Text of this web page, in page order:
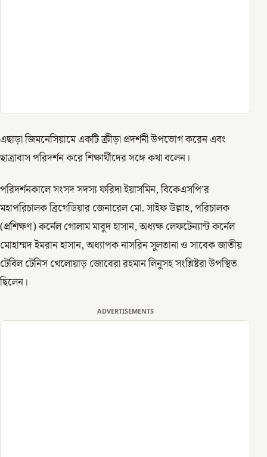
এছাড়া জিমনেসিয়ামে একটি ক্রীড়া প্রদর্শনী উপভোগ করেন এবং
ছাত্রাবাস পরিদর্শন করে শিক্ষার্থীদের সঙ্গে কথা বলেন।
পরিদর্শনকালে সংসদ সদস্য ফরিদা ইয়াসমিন, বিকেএসপি’র
মহাপরিচালক ব্রিগেডিয়ার জেনারেল মো. সাইফ উল্লাহ, পরিচালক
(প্রশিক্ষণ) কর্নেল গোলাম মাবুদ হাসান, অধ্যক্ষ লেফটেন্যান্ট কর্নেল
মোহাম্মদ ইমরান হাসান, অধ্যাপক নাসরিন সুলতানা ও সাবেক জাতীয়
টেবিল টেনিস খেলোয়াড় জোবেরা রহমান লিনুসহ সংশ্লিষ্টরা উপস্থিত
ছিলেন।
ADVERTISEMENTS